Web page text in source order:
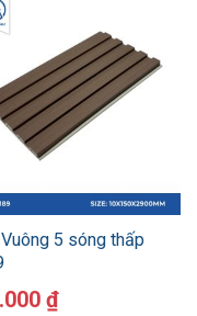
5 sóng thấp
₫